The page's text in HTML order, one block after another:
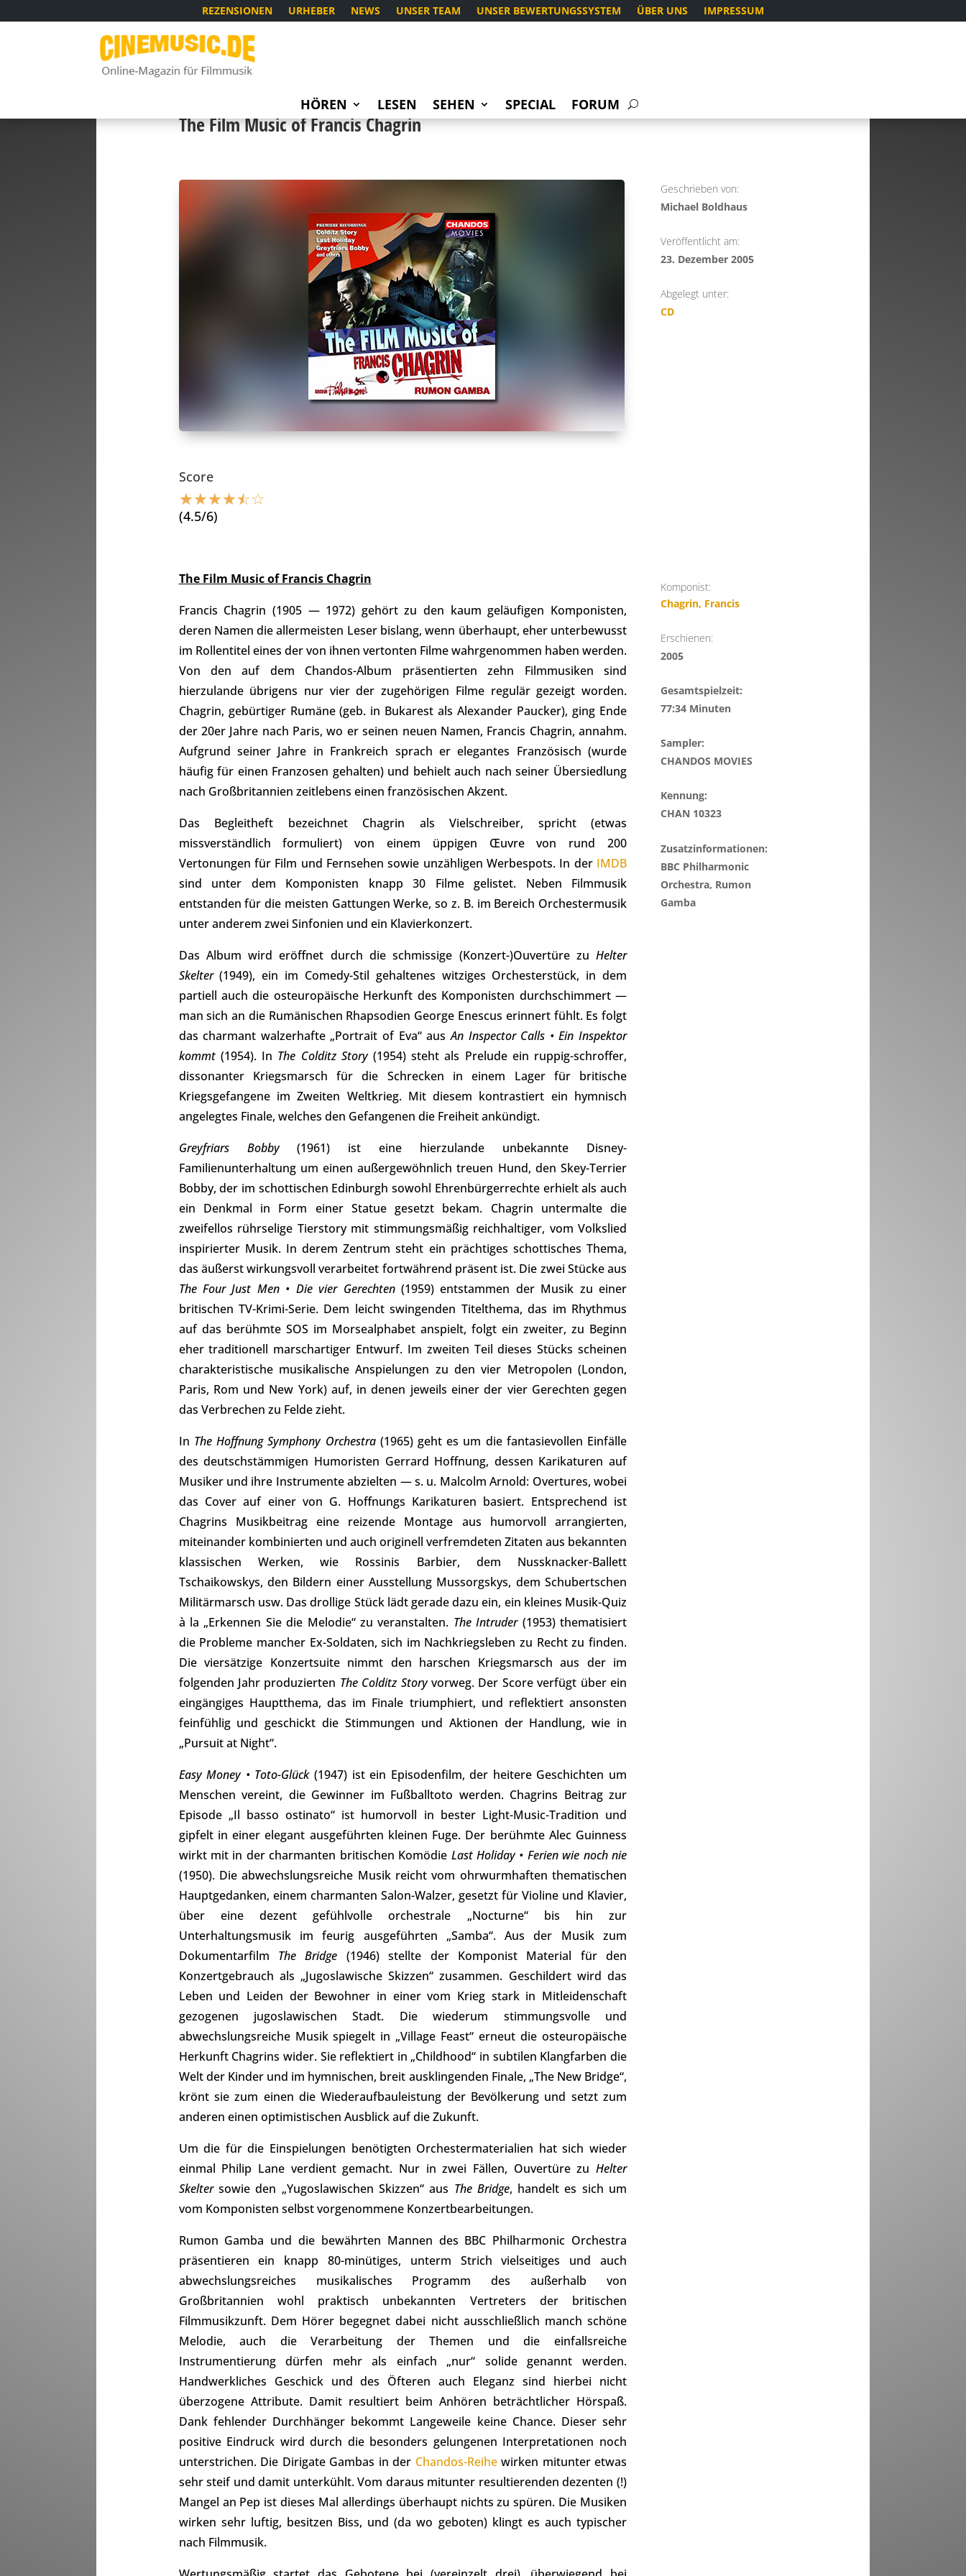
REZENSIONEN URHEBER NEWS UNSER TEAM UNSER BEWERTUNGSSYSTEM ÜBER UNS IMPRESSUM
HÖREN LESEN SEHEN SPECIAL FORUM
The Film Music of Francis Chagrin
Geschrieben von:
Michael Boldhaus
Veröffentlicht am:
23. Dezember 2005
Abgelegt unter:
CD
Score
☆☆☆☆☆☆
(4.5/6)
The Film Music of Francis Chagrin
Francis Chagrin (1905 — 1972) gehört zu den kaum geläufigen Komponisten,
deren Namen die allermeisten Leser bislang, wenn überhaupt, eher unterbewusst
im Rollentitel eines der von ihnen vertonten Filme wahrgenommen haben werden.
Von den auf dem Chandos-Album präsentierten zehn Filmmusiken sind
hierzulande übrigens nur vier der zugehörigen Filme regulär gezeigt worden.
Chagrin, gebürtiger Rumäne (geb. in Bukarest als Alexander Paucker), ging Ende
der 20er Jahre nach Paris, wo er seinen neuen Namen, Francis Chagrin, annahm.
Aufgrund seiner Jahre in Frankreich sprach er elegantes Französisch (wurde
häufig für einen Franzosen gehalten) und behielt auch nach seiner Übersiedlung
nach Großbritannien zeitlebens einen französischen Akzent.
Das Begleitheft bezeichnet Chagrin als Vielschreiber, spricht (etwas
missverständlich formuliert) von einem üppigen Œuvre von rund 200
Vertonungen für Film und Fernsehen sowie unzähligen Werbespots. In der IMDB
sind unter dem Komponisten knapp 30 Filme gelistet. Neben Filmmusik
entstanden für die meisten Gattungen Werke, so z. B. im Bereich Orchestermusik
unter anderem zwei Sinfonien und ein Klavierkonzert.
Das Album wird eröffnet durch die schmissige (Konzert-)Ouvertüre zuHelter
Skelter(1949), ein im Comedy-Stil gehaltenes witziges Orchesterstück, in dem
partiell auch die osteuropäische Herkunft des Komponisten durchschimmert —
man sich an die Rumänischen Rhapsodien George Enescus erinnert fühlt. Es folgt
das charmant walzerhafte „Portrait of Eva“ ausAn Inspector Calls • Ein Inspektor
kommt(1954). In The Colditz Story(1954) steht als Prelude ein ruppig-schroffer,
dissonanter Kriegsmarsch für die Schrecken in einem Lager für britische
Kriegsgefangene im Zweiten Weltkrieg. Mit diesem kontrastiert ein hymnisch
angelegtes Finale, welches den Gefangenen die Freiheit ankündigt.
Greyfriars Bobby(1961) ist eine hierzulande unbekannte Disney-
Familienunterhaltung um einen außergewöhnlich treuen Hund, den Skey-Terrier
Bobby, der im schottischen Edinburgh sowohl Ehrenbürgerrechte erhielt als auch
ein Denkmal in Form einer Statue gesetzt bekam. Chagrin untermalte die
zweifellos rührselige Tierstory mit stimmungsmäßig reichhaltiger, vom Volkslied
inspirierter Musik. In derem Zentrum steht ein prächtiges schottisches Thema,
das äußerst wirkungsvoll verarbeitet fortwährend präsent ist. Die zwei Stücke aus
The Four Just Men • Die vier Gerechten(1959) entstammen der Musik zu einer
britischen TV-Krimi-Serie. Dem leicht swingenden Titelthema, das im Rhythmus
auf das berühmte SOS im Morsealphabet anspielt, folgt ein zweiter, zu Beginn
eher traditionell marschartiger Entwurf. Im zweiten Teil dieses Stücks scheinen
charakteristische musikalische Anspielungen zu den vier Metropolen (London,
Paris, Rom und New York) auf, in denen jeweils einer der vier Gerechten gegen
das Verbrechen zu Felde zieht.
In The Hoffnung Symphony Orchestra(1965) geht es um die fantasievollen Einfälle
des deutschstämmigen Humoristen Gerrard Hoffnung, dessen Karikaturen auf
Musiker und ihre Instrumente abzielten — s. u. Malcolm Arnold: Overtures, wobei
das Cover auf einer von G. Hoffnungs Karikaturen basiert. Entsprechend ist
Chagrins Musikbeitrag eine reizende Montage aus humorvoll arrangierten,
miteinander kombinierten und auch originell verfremdeten Zitaten aus bekannten
klassischen Werken, wie Rossinis Barbier, dem Nussknacker-Ballett
Tschaikowskys, den Bildern einer Ausstellung Mussorgskys, dem Schubertschen
Militärmarsch usw. Das drollige Stück lädt gerade dazu ein, ein kleines Musik-Quiz
à la „Erkennen Sie die Melodie“ zu veranstalten. The Intruder (1953) thematisiert
die Probleme mancher Ex-Soldaten, sich im Nachkriegsleben zu Recht zu finden.
Die viersätzige Konzertsuite nimmt den harschen Kriegsmarsch aus der im
folgenden Jahr produzierten The Colditz Storyvorweg. Der Score verfügt über ein
eingängiges Hauptthema, das im Finale triumphiert, und reflektiert ansonsten
feinfühlig und geschickt die Stimmungen und Aktionen der Handlung, wie in
„Pursuit at Night“.
Easy Money • Toto-Glück (1947) ist ein Episodenfilm, der heitere Geschichten um
Menschen vereint, die Gewinner im Fußballtoto werden. Chagrins Beitrag zur
Episode „Il basso ostinato“ ist humorvoll in bester Light-Music-Tradition und
gipfelt in einer elegant ausgeführten kleinen Fuge. Der berühmte Alec Guinness
wirkt mit in der charmanten britischen Komödie Last Holiday • Ferien wie noch nie
(1950). Die abwechslungsreiche Musik reicht vom ohrwurmhaften thematischen
Hauptgedanken, einem charmanten Salon-Walzer, gesetzt für Violine und Klavier,
über eine dezent gefühlvolle orchestrale „Nocturne“ bis hin zur
Unterhaltungsmusik im feurig ausgeführten „Samba“. Aus der Musik zum
Dokumentarfilm The Bridge (1946) stellte der Komponist Material für den
Konzertgebrauch als „Jugoslawische Skizzen“ zusammen. Geschildert wird das
Leben und Leiden der Bewohner in einer vom Krieg stark in Mitleidenschaft
gezogenen jugoslawischen Stadt. Die wiederum stimmungsvolle und
abwechslungsreiche Musik spiegelt in „Village Feast“ erneut die osteuropäische
Herkunft Chagrins wider. Sie reflektiert in „Childhood“ in subtilen Klangfarben die
Welt der Kinder und im hymnischen, breit ausklingenden Finale, „The New Bridge“,
krönt sie zum einen die Wiederaufbauleistung der Bevölkerung und setzt zum
anderen einen optimistischen Ausblick auf die Zukunft.
Um die für die Einspielungen benötigten Orchestermaterialien hat sich wieder
einmal Philip Lane verdient gemacht. Nur in zwei Fällen, Ouvertüre zuHelter
Skeltersowie den „Yugoslawischen Skizzen“ aus The Bridge, handelt es sich um
vom Komponisten selbst vorgenommene Konzertbearbeitungen.
Rumon Gamba und die bewährten Mannen des BBC Philharmonic Orchestra
präsentieren ein knapp 80-minütiges, unterm Strich vielseitiges und auch
abwechslungsreiches musikalisches Programm des außerhalb von
Großbritannien wohl praktisch unbekannten Vertreters der britischen
Filmmusikzunft. Dem Hörer begegnet dabei nicht ausschließlich manch schöne
Melodie, auch die Verarbeitung der Themen und die einfallsreiche
Instrumentierung dürfen mehr als einfach „nur“ solide genannt werden.
Handwerkliches Geschick und des Öfteren auch Eleganz sind hierbei nicht
überzogene Attribute. Damit resultiert beim Anhören beträchtlicher Hörspaß.
Dank fehlender Durchhänger bekommt Langeweile keine Chance. Dieser sehr
positive Eindruck wird durch die besonders gelungenen Interpretationen noch
unterstrichen. Die Dirigate Gambas in der Chandos-Reihewirken mitunter etwas
sehr steif und damit unterkühlt. Vom daraus mitunter resultierenden dezenten (!)
Mangel an Pep ist dieses Mal allerdings überhaupt nichts zu spüren. Die Musiken
wirken sehr luftig, besitzen Biss, und (da wo geboten) klingt es auch typischer
nach Filmmusik.
Komponist:
Chagrin, Francis
Erschienen:
2005
Gesamtspielzeit:
77:34 Minuten
Sampler:
CHANDOS MOVIES
Kennung:
CHAN 10323
Zusatzinformationen:
BBC Philharmonic
Orchestra, Rumon
Gamba